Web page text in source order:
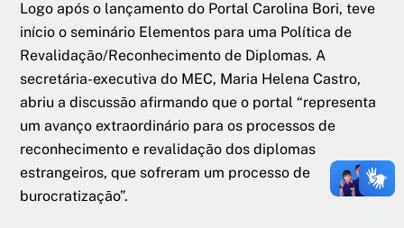
Logo após o lançamento do Portal Carolina Bori, teve
início o seminário Elementos para uma Política de
Revalidação/Reconhecimento de Diplomas. A
secretária-executiva do MEC, Maria Helena Castro,
abriu a discussão afirmando que o portal “representa
um avanço extraordinário para os processos de
reconhecimento e revalidação dos diplomas
estrangeiros, que sofreram um processo de
burocratização”.